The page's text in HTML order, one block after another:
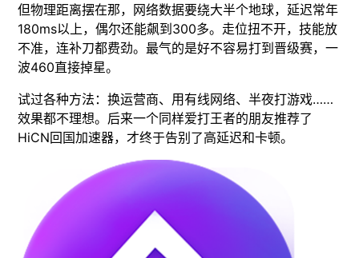
但物理距离摆在那，网络数据要绕大半个地球，延迟常年
180ms以上，偶尔还能飙到300多。走位扭不开，技能放
不准，连补刀都费劲。最气的是好不容易打到晋级赛，一
波460直接掉星。
试过各种方法：换运营商、用有线网络、半夜打游戏……
效果都不理想。后来一个同样爱打王者的朋友推荐了
HiCN回国加速器，才终于告别了高延迟和卡顿。